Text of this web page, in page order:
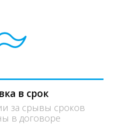
в срок
за срывы сроков
в договоре